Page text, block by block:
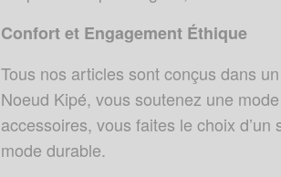
Confort et Engagement Éthique
Tous nos articles sont conçus dans
Noeud Kipé, vous soutenez une
accessoires, vous faites le choix
mode durable.